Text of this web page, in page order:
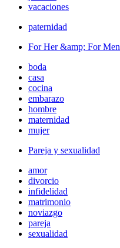
vacaciones
paternidad
For Her &amp; For Men
boda
casa
cocina
embarazo
hombre
maternidad
mujer
Pareja y sexualidad
amor
divorcio
infidelidad
matrimonio
noviazgo
pareja
sexualidad